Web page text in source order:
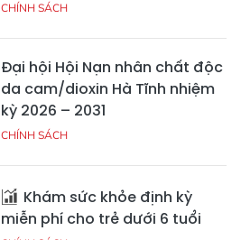
CHÍNH SÁCH
Đại hội Hội Nạn nhân chất độc
da cam/dioxin Hà Tĩnh nhiệm
kỳ 2026 – 2031
CHÍNH SÁCH
Khám sức khỏe định kỳ
miễn phí cho trẻ dưới 6 tuổi